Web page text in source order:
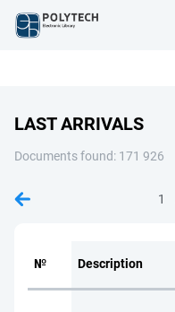
LAST ARRIVALS
Documents found: 171 926
1
№ Description